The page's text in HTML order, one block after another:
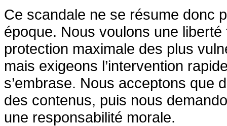
Ce scandale ne se résume donc
époque. Nous voulons une
protection maximale des plus
mais exigeons l’intervention
s’embrase. Nous acceptons que
des contenus, puis nous
une responsabilité morale.